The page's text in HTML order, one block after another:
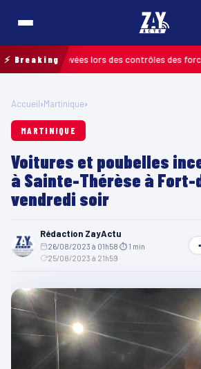
⚡ Breakingrelevées lors des contrôles des forces de
Accueil›Martinique›
MARTINIQUE
Voitures et poubelles
à Sainte-Thérèse à Fort-
vendredi soir
Rédaction ZayActu
26/08/2023 à 01h58 ⏱ 1 min
25/08/2023 à 21h59